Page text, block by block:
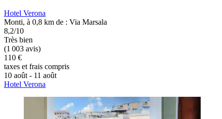
Hotel Verona
Monti, à 0,8 km de : Via Marsala
8,2/10
Très bien
(1 003 avis)
110 €
taxes et frais compris
10 août - 11 août
Hotel Verona